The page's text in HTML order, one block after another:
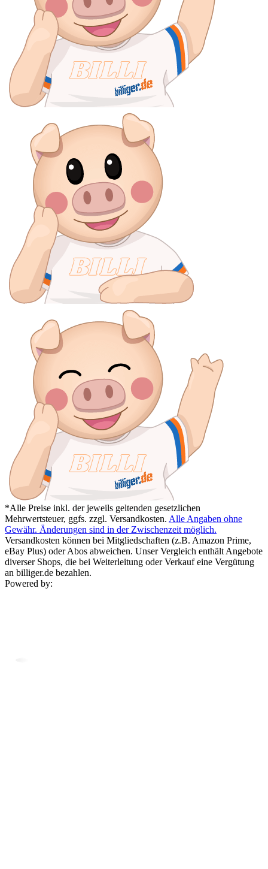
*Alle Preise inkl. der jeweils geltenden gesetzlichen
Mehrwertsteuer, ggfs. zzgl. Versandkosten. Alle Angaben ohne
Gewähr. Änderungen sind in der Zwischenzeit möglich.
Versandkosten können bei Mitgliedschaften (z.B. Amazon Prime,
eBay Plus) oder Abos abweichen. Unser Vergleich enthält Angebote
diverser Shops, die bei Weiterleitung oder Verkauf eine Vergütung
an billiger.de bezahlen.
Powered by: